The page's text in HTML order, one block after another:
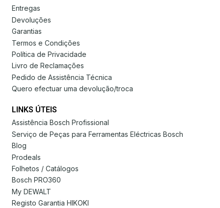
Entregas
Devoluções
Garantias
Termos e Condições
Política de Privacidade
Livro de Reclamações
Pedido de Assistência Técnica
Quero efectuar uma devolução/troca
LINKS ÚTEIS
Assistência Bosch Profissional
Serviço de Peças para Ferramentas Eléctricas Bosch
Blog
Prodeals
Folhetos / Catálogos
Bosch PRO360
My DEWALT
Registo Garantia HIKOKI